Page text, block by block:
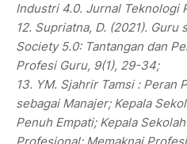
Industri 4.0. Jurnal Teknologi
12. Supriatna, D. (2021).
Society 5.0: Tantangan dan
Profesi Guru, 9(1), 29-34;
13. YM. Sjahrir Tamsi : Peran
sebagai Manajer; Kepala
Penuh Empati; Kepala